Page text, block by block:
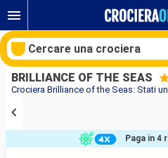
BRILLIANCE OF THE SEAS
Paga in 4
Cercare una crociera